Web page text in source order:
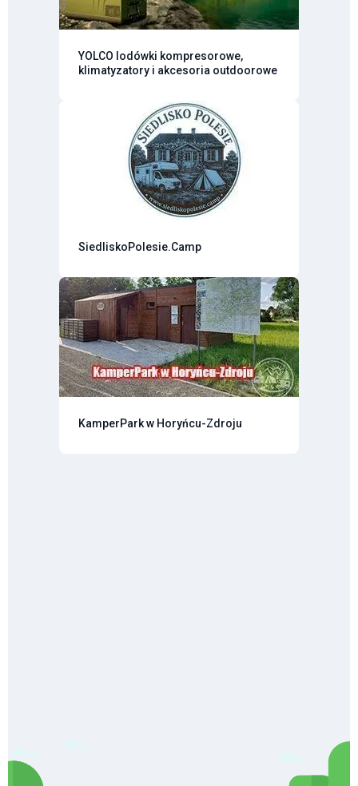
YOLCO lodówki kompresorowe,
klimatyzatory i akcesoria outdoorowe
SiedliskoPolesie.Camp
KamperPark w Horyńcu-Zdroju